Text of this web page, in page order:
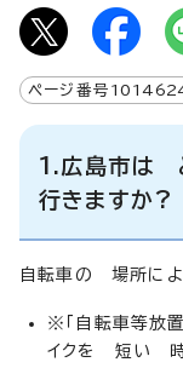
ページ番号
1.広島市は
行きますか?
自転車の 場所に
※「自転車等放
イクを 短い 時